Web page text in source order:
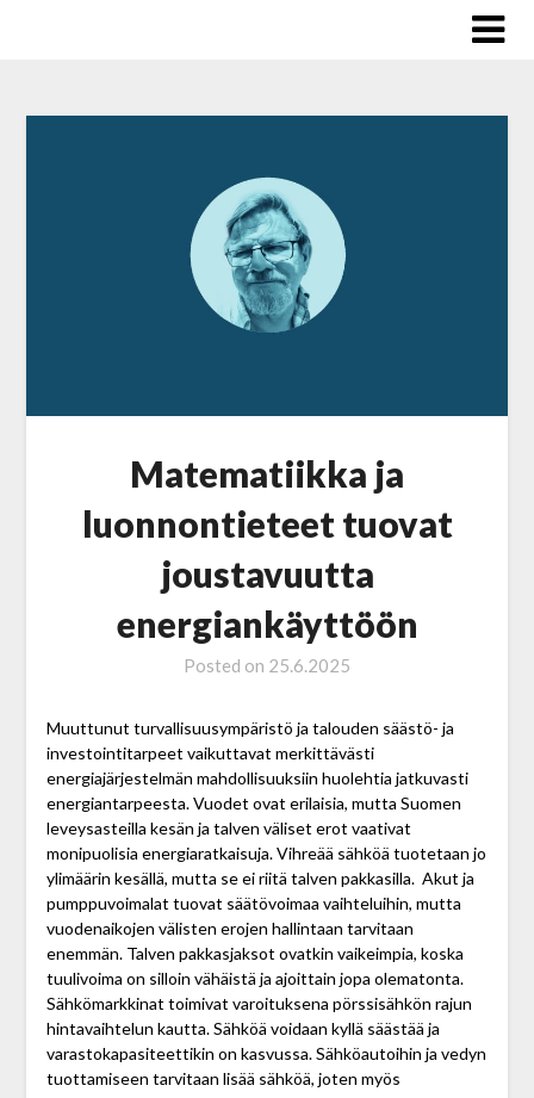
Matematiikka ja
luonnontieteet tuovat
joustavuutta
energiankäyttöön
Posted on 25.6.2025
Muuttunut turvallisuusympäristö ja talouden säästö- ja
investointitarpeet vaikuttavat merkittävästi
energiajärjestelmän mahdollisuuksiin huolehtia jatkuvasti
energiantarpeesta. Vuodet ovat erilaisia, mutta Suomen
leveysasteilla kesän ja talven väliset erot vaativat
monipuolisia energiaratkaisuja. Vihreää sähköä tuotetaan jo
ylimäärin kesällä, mutta se ei riitä talven pakkasilla. Akut ja
pumppuvoimalat tuovat säätövoimaa vaihteluihin, mutta
vuodenaikojen välisten erojen hallintaan tarvitaan
enemmän. Talven pakkasjaksot ovatkin vaikeimpia, koska
tuulivoima on silloin vähäistä ja ajoittain jopa olematonta.
Sähkömarkkinat toimivat varoituksena pörssisähkön rajun
hintavaihtelun kautta. Sähköä voidaan kyllä säästää ja
varasto­kapasiteettikin on kasvussa. Sähköautoihin ja vedyn
tuottamiseen tarvitaan lisää sähköä, joten myös